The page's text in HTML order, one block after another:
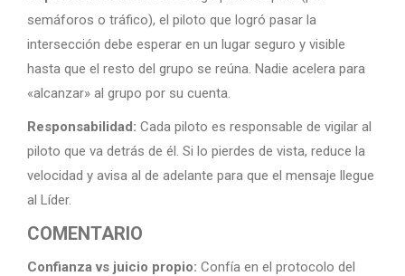
semáforos o tráfico), el piloto que logró pasar la
intersección debe esperar en un lugar seguro y visible
hasta que el resto del grupo se reúna. Nadie acelera para
«alcanzar» al grupo por su cuenta.
Responsabilidad: Cada piloto es responsable de vigilar al
piloto que va detrás de él. Si lo pierdes de vista, reduce la
velocidad y avisa al de adelante para que el mensaje llegue
al Líder.
COMENTARIO
Confianza vs juicio propio: Confía en el protocolo del